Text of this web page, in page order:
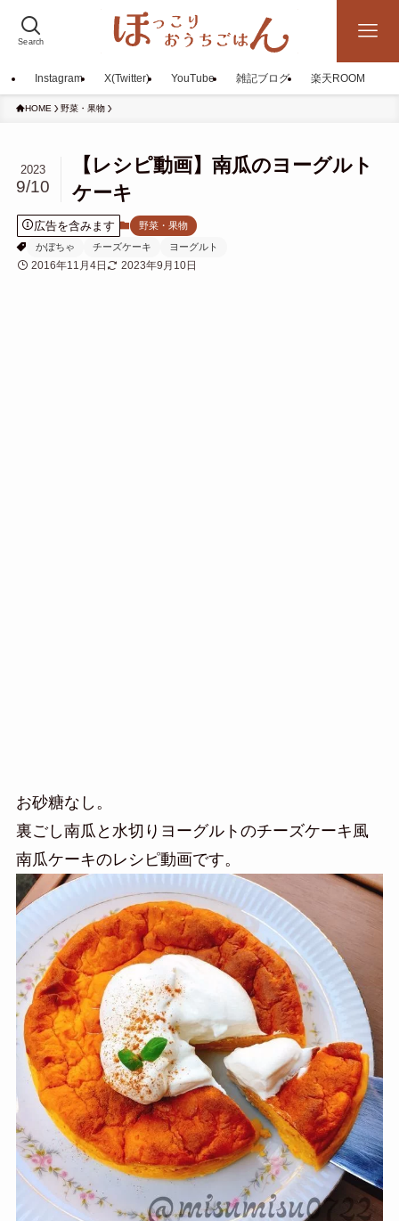
Search
Instagram X(Twitter) YouTube 雑記ブログ 楽天ROOM
HOME 野菜・果物
【レシピ動画】南瓜のヨーグルト
ケーキ
2023
9/10
広告を含みます
野菜・果物
かぼちゃ
チーズケーキ ヨーグルト
2016年11月4日 2023年9月10日
お砂糖なし。
裏ごし南瓜と水切りヨーグルトのチーズケーキ風
南瓜ケーキのレシピ動画です。